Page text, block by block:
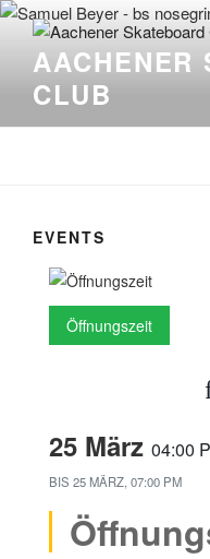
Zum
Inhalt
springenAACHENER
CLUB
EVENTS
Öffnungszeit
25 März 04:00
BIS 25 MÄRZ, 07:00 PM